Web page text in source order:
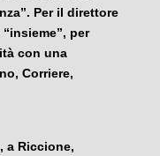
Per il direttore
per
con una
Corriere,
a Riccione,